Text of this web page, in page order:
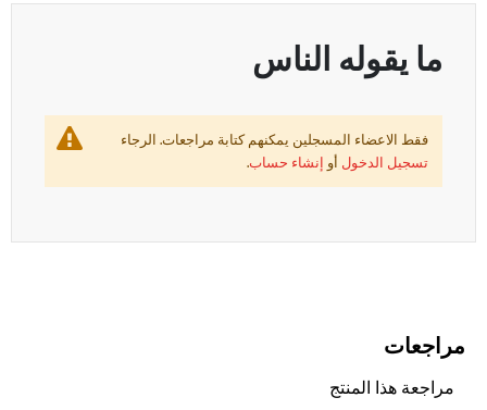
ما يقوله الناس
فقط الاعضاء المسجلين يمكنهم كتابة مراجعات. الرجاء
تسجيل الدخول أو إنشاء حساب.
مراجعات
مراجعة هذا المنتج